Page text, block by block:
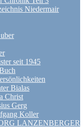
Niedermair
seit 1945
Bialas
Christ
Gerg
Koller
LANZENBERGER